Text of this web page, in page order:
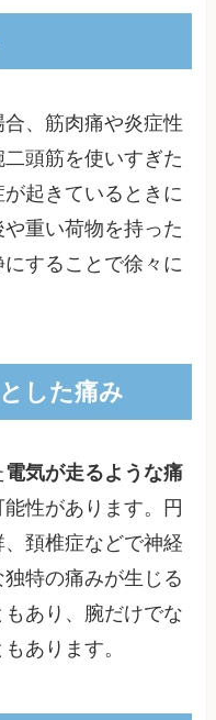
、筋肉痛や炎症性
頭筋を使いすぎた
起きているときに
重い荷物を持った
することで徐々に
した痛み
電気が走るような痛
性があります。円
頚椎症などで神経
特の痛みが生じる
あり、腕だけでな
あります。